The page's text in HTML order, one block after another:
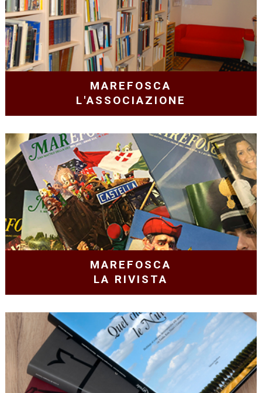
MAREFOSCA
L'ASSOCIAZIONE
MAREFOSCA
LA RIVISTA